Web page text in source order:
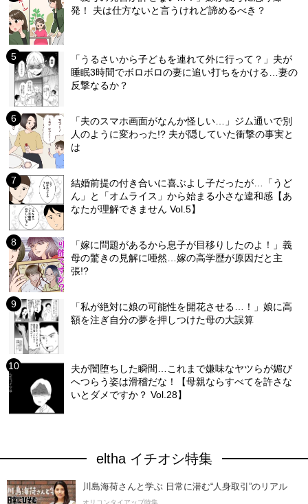
発！ 夫は仕方ないと言うけれど諦めるべき？
「うるさいから子どもを連れて外に行って？」夫が
睡眠3時間でボロボロの妻に追い打ちをかける…妻の
反撃なるか？
「夫のスマホ画面がなんか怪しい…」ジム通いで別
人のように変わった!? 夫が隠していた衝撃の事実と
は
結婚前提の付き合いに喜ぶよし子だったが…「うど
ん」と「オムライス」から始まる小さな違和感【あ
なたが理解できません Vol.5】
「嫁に問題があるから息子が目移りしたのよ！」義
母の驚きの見解に唖然…嫁の高学歴が原因だと主
張!?
「私が絶対に娘の可能性を開花させる…！」娘に高
額を注ぎ自分の夢を押しつけた母の大誤算
夫が闇堕ちした瞬間…これまで嫌味なヤツらが媚び
へつらう姿は滑稽だな！【母親ならすべてを許さな
いとダメですか？ Vol.28】
eltha イチオシ特集
川島海荷さんと学ぶ 日常に潜む“人身取引”のリアル
オリコンタイアップ特集